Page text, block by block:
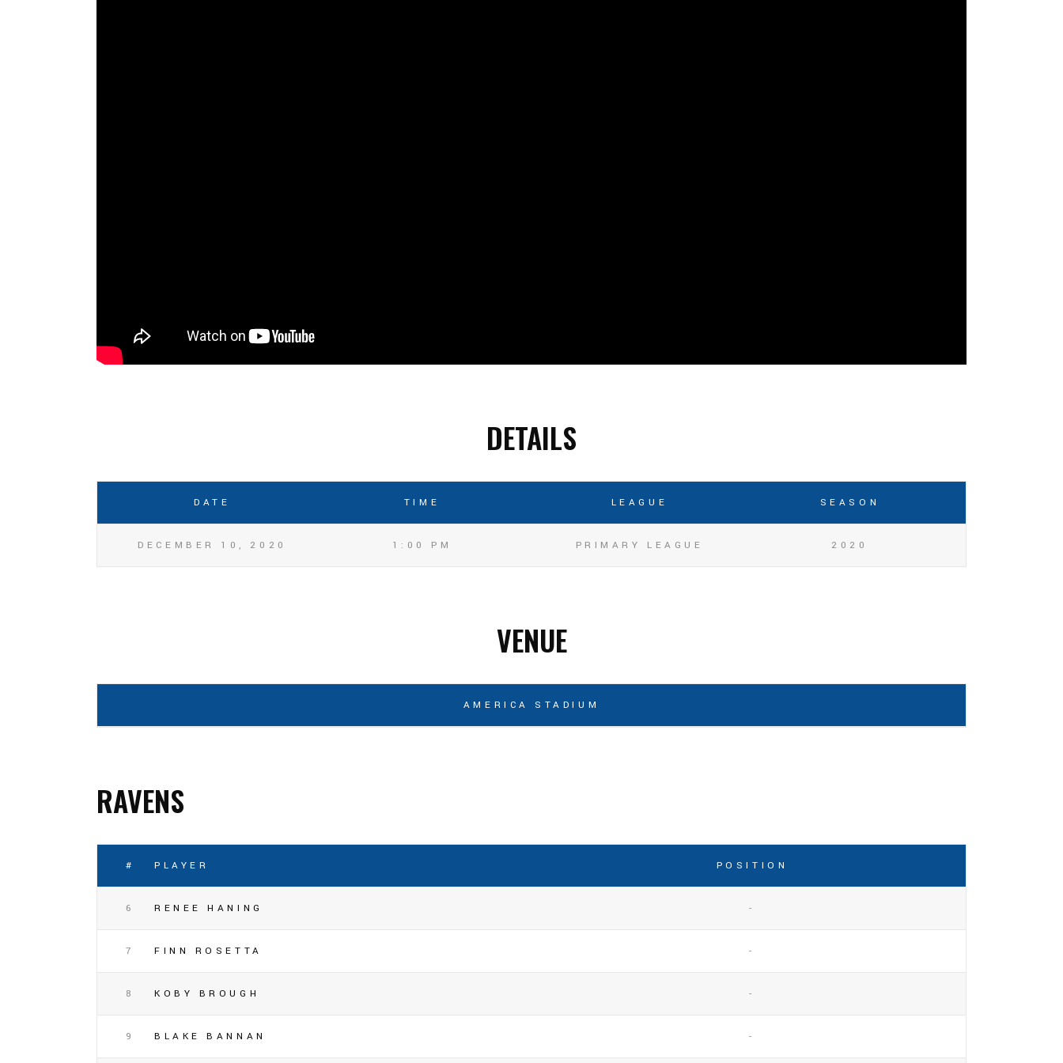
DETAILS
DATE TIME LEAGUE SEASON
DECEMBER 10, 2020 1:00 PM PRIMARY LEAGUE 2020
VENUE
AMERICA STADIUM
RAVENS
# PLAYER POSITION
6 RENEE HANING -
7 FINN ROSETTA -
8 KOBY BROUGH -
9 BLAKE BANNAN -